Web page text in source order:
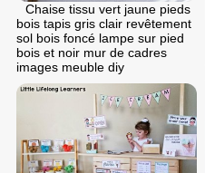
Chaise tissu vert jaune pieds
bois tapis gris clair revêtement
sol bois foncé lampe sur pied
bois et noir mur de cadres
images meuble diy